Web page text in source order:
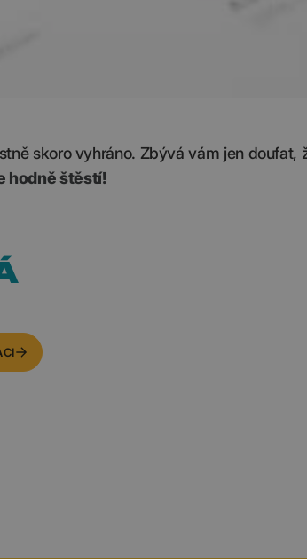
skoro vyhráno. Zbývá vám jen doufat,
hodně štěstí!